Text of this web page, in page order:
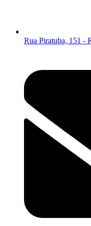
Rua Piratuba, 151 -